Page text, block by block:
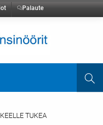
Palaute
TUKEA